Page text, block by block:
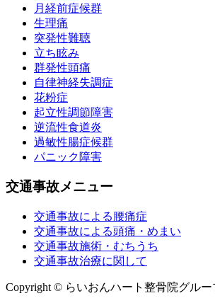
月経前症候群
生理痛
突発性難聴
立ち眩み
群発性頭痛
自律神経失調症
花粉症
起立性調節障害
逆流性食道炎
過敏性腸症候群
パニック障害
交通事故メニュー
交通事故による腰痛症
交通事故による頭痛・めまい
交通事故施術・むちうち
交通事故治療に関して
Copyright © らいおんハート整骨院グルー